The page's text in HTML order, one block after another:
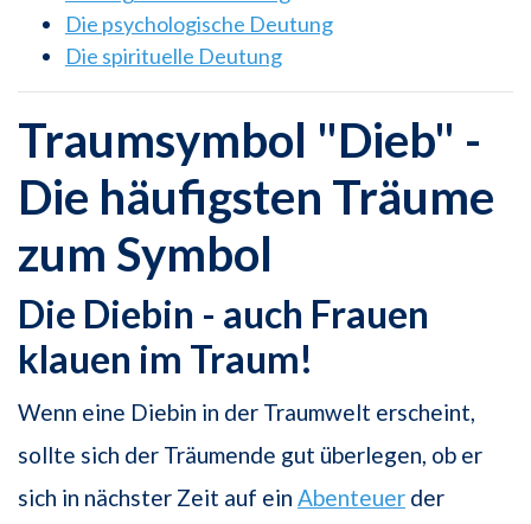
Die psychologische Deutung
Die spirituelle Deutung
Traumsymbol "Dieb" -
Die häufigsten Träume
zum Symbol
Die Diebin - auch Frauen
klauen im Traum!
Wenn eine Diebin in der Traumwelt erscheint,
sollte sich der Träumende gut überlegen, ob er
sich in nächster Zeit auf ein Abenteuer der